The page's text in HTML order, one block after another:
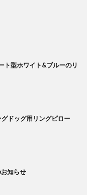
ト型ホワイト&ブルーのリ
グドッグ用リングピロー
知らせ